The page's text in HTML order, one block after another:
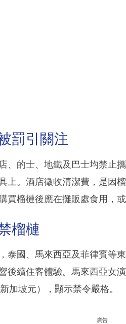
罰引關注
、的士、地鐵及巴士均禁止
上。酒店徵收清潔費，是因
買榴槤後應在攤販處食用，
榴槤
泰國、馬來西亞及菲律賓等
後續住客體驗。馬來西亞女
加坡元），顯示禁令嚴格。
廣告